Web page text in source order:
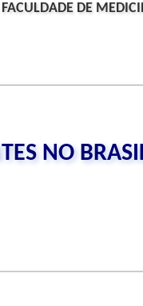
DE
NO